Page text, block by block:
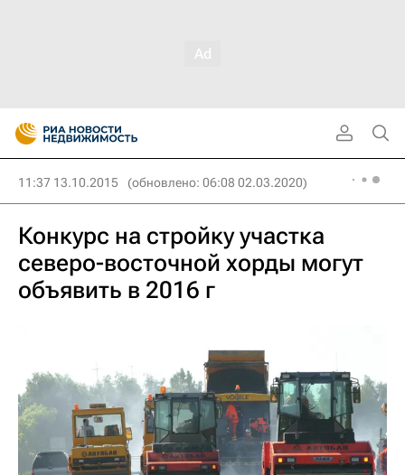
11:37 13.10.2015 (обновлено: 06:08 02.03.2020)
Конкурс на стройку участка
северо-восточной хорды могут
объявить в 2016 г